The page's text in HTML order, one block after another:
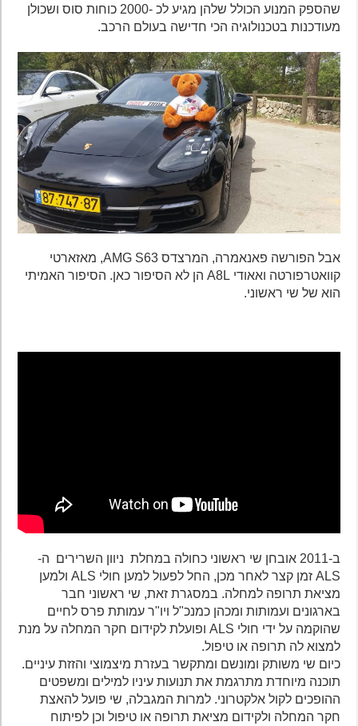
שהספק המנוע הכולל שלהן מגיע לכ -2000 כוחות סוס ושכולן
מעודכנות בטכנולוגיה הכי חדישה בעולם הרכב.
אבל הפורשה פאנאמרה, המרצדס AMG S63, מאזארטי
קוואטרפורטה ואאודי A8L הן לא הסיפור כאן. הסיפור האמיתי
הוא של שי ראשוני.
ב-2011 אובחן שי ראשוני כחולה במחלת ניוון השרירים ה-
ALS זמן קצר לאחר מכן, החל לפעול למען חולי ALS ולמען
מציאת תרופה למחלה. במסגרת זאת, שי ראשוני חבר
בארגונים ועמותות ומכהן כמנכ"ל ויו"ר עמותת פרס לחיים
שהוקמה על ידי חולי ALS ופועלת לקידום חקר המחלה על מנת
למצוא לה תרופה או טיפול.
כיום שי משותק ומונשם ומתקשר בעזרת מיצמוצי והזזת עיניים.
תוכנה מיוחדת מתרגמת את תנועות עיניו למילים ומשפטים
ההופכים לקול אלקטרוני. למרות המגבלה, שי פועל להאצת
חקר המחלה ולקידום מציאת תרופה או טיפול וכן לפיתוח